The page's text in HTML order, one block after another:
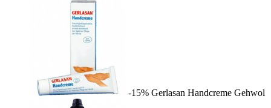
-15% Gerlasan Handcreme Gehwol